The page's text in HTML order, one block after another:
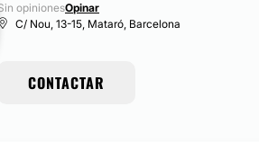
opinionesOpinar
C/ Nou, 13-15, Mataró, Barcelona
CONTACTAR